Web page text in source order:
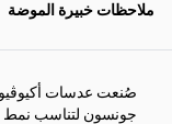
ملاحظات خبيرة الموضة
صُنعت عدسات
جونسون لتناسب نمط